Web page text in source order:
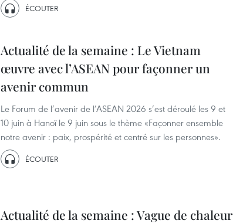
ÉCOUTER
Actualité de la semaine : Le Vietnam
œuvre avec l’ASEAN pour façonner un
avenir commun
Le Forum de l’avenir de l’ASEAN 2026 s’est déroulé les 9 et
10 juin à Hanoï le 9 juin sous le thème «Façonner ensemble
notre avenir : paix, prospérité et centré sur les personnes».
ÉCOUTER
Actualité de la semaine : Vague de chaleur